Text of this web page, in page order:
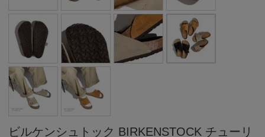
ビルケンシュトック BIRKENSTOCK チューリ